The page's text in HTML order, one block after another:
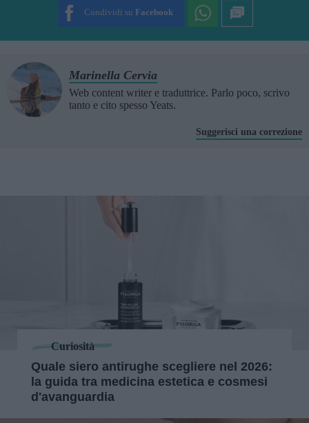
Condividi su Facebook
Marinella Cervia
Web content writer e traduttrice. Parlo poco, scrivo
tanto e cito spesso Yeats.
Suggerisci una correzione
Curiosità
Quale siero antirughe scegliere nel 2026:
la guida tra medicina estetica e cosmesi
d'avanguardia